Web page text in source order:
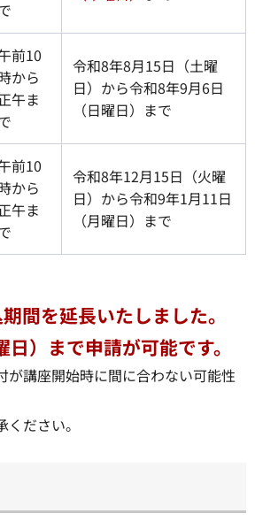
前10
から
午ま
令和8年8月15日（土曜
日）から令和8年9月6日
（日曜日）まで
前10
から
午ま
令和8年12月15日（火曜
日）から令和9年1月11日
（月曜日）まで
間を延長いたしました。
）まで申請が可能です。
講座開始時に間に合わない可能性
ださい。